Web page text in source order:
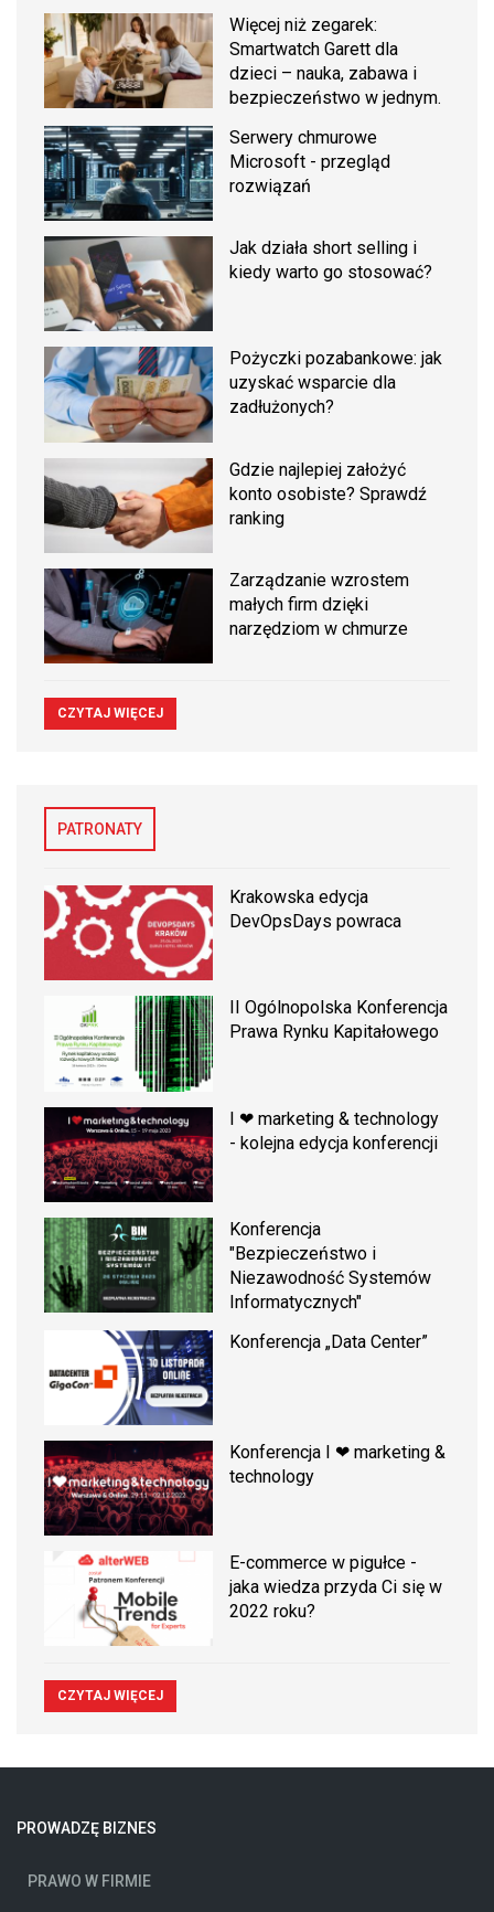
Więcej niż zegarek:
Smartwatch Garett dla
dzieci – nauka, zabawa i
bezpieczeństwo w jednym.
Serwery chmurowe
Microsoft - przegląd
rozwiązań
Jak działa short selling i
kiedy warto go stosować?
Pożyczki pozabankowe: jak
uzyskać wsparcie dla
zadłużonych?
Gdzie najlepiej założyć
konto osobiste? Sprawdź
ranking
Zarządzanie wzrostem
małych firm dzięki
narzędziom w chmurze
CZYTAJ WIĘCEJ
PATRONATY
Krakowska edycja
DevOpsDays powraca
II Ogólnopolska Konferencja
Prawa Rynku Kapitałowego
I ❤ marketing & technology
- kolejna edycja konferencji
Konferencja
"Bezpieczeństwo i
Niezawodność Systemów
Informatycznych"
Konferencja „Data Center”
Konferencja I ❤ marketing &
technology
E-commerce w pigułce -
jaka wiedza przyda Ci się w
2022 roku?
CZYTAJ WIĘCEJ
PROWADZĘ BIZNES
PRAWO W FIRMIE